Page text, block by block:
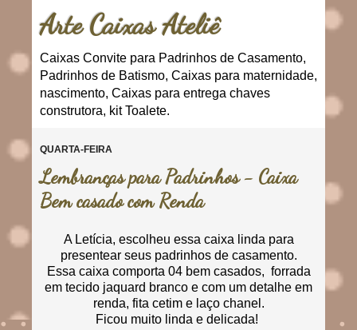
Arte Caixas Ateliê
Caixas Convite para Padrinhos de Casamento,
Padrinhos de Batismo, Caixas para maternidade,
nascimento, Caixas para entrega chaves
construtora, kit Toalete.
QUARTA-FEIRA
Lembranças para Padrinhos - Caixa
Bem casado com Renda
A Letícia, escolheu essa caixa linda para
presentear seus padrinhos de casamento.
Essa caixa comporta 04 bem casados, forrada
em tecido jaquard branco e com um detalhe em
renda, fita cetim e laço chanel.
Ficou muito linda e delicada!